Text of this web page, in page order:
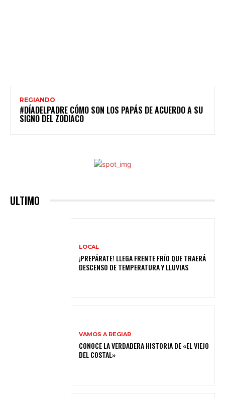
REGIANDO
#DÍADELPADRE CÓMO SON LOS PAPÁS DE ACUERDO A SU
SIGNO DEL ZODIACO
ULTIMO
LOCAL
¡PREPÁRATE! LLEGA FRENTE FRÍO QUE TRAERÁ
DESCENSO DE TEMPERATURA Y LLUVIAS
VAMOS A REGIAR
CONOCE LA VERDADERA HISTORIA DE «EL VIEJO
DEL COSTAL»